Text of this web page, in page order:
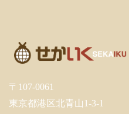
〒107-0061
東京都港区北青山1-3-1